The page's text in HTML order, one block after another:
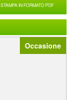
Occasione
STAMPA IN FORMATO PDF